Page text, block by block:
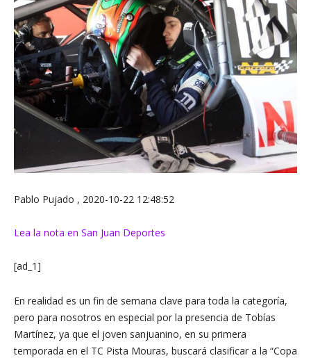
Pablo Pujado , 2020-10-22 12:48:52
Lea la nota en San Juan Deportes
[ad_1]
En realidad es un fin de semana clave para toda la categoría,
pero para nosotros en especial por la presencia de Tobías
Martínez, ya que el joven sanjuanino, en su primera
temporada en el TC Pista Mouras, buscará clasificar a la “Copa